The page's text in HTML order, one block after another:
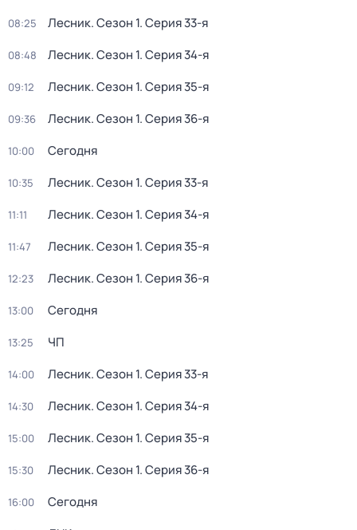
08:25 Лесник. Сезон 1. Серия 33-я
08:48 Лесник. Сезон 1. Серия 34-я
09:12 Лесник. Сезон 1. Серия 35-я
09:36 Лесник. Сезон 1. Серия 36-я
10:00 Сегодня
10:35 Лесник. Сезон 1. Серия 33-я
11:11 Лесник. Сезон 1. Серия 34-я
11:47 Лесник. Сезон 1. Серия 35-я
12:23 Лесник. Сезон 1. Серия 36-я
13:00 Сегодня
13:25 ЧП
14:00 Лесник. Сезон 1. Серия 33-я
14:30 Лесник. Сезон 1. Серия 34-я
15:00 Лесник. Сезон 1. Серия 35-я
15:30 Лесник. Сезон 1. Серия 36-я
16:00 Сегодня